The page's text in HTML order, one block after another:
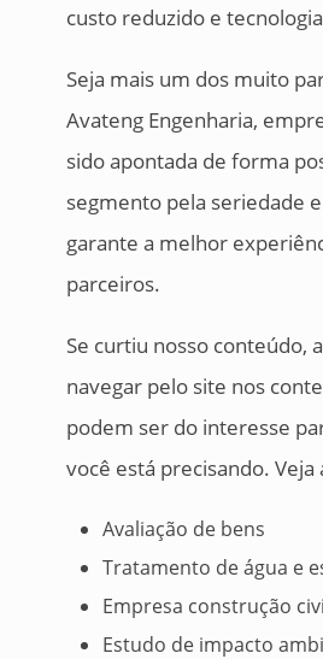
custo reduzido e
Seja mais um dos muito
Avateng Engenharia,
sido apontada de forma
segmento pela seriedade
garante a melhor
parceiros.
Se curtiu nosso conteúdo,
navegar pelo site nos
podem ser do interesse
você está precisando. Veja
Avaliação de bens
Tratamento de água e
Empresa construção
Estudo de impacto